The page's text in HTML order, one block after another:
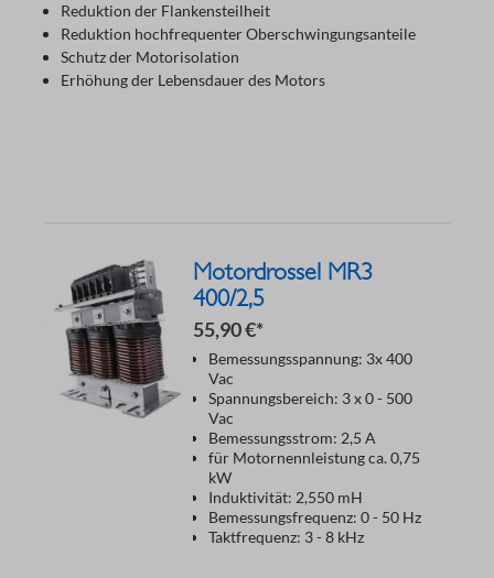
Reduktion der Flankensteilheit
Reduktion hochfrequenter Oberschwingungsanteile
Schutz der Motorisolation
Erhöhung der Lebensdauer des Motors
Motordrossel MR3
400/2,5
55,90 €*
Bemessungsspannung: 3x 400
Vac
Spannungsbereich: 3 x 0 - 500
Vac
Bemessungsstrom: 2,5 A
für Motornennleistung ca. 0,75
kW
Induktivität: 2,550 mH
Bemessungsfrequenz: 0 - 50 Hz
Taktfrequenz: 3 - 8 kHz